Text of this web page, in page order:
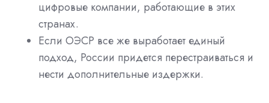
цифровые компании, работающие в этих
странах.
Если ОЭСР все же выработает единый
подход, России придется перестраиваться и
нести дополнительные издержки.